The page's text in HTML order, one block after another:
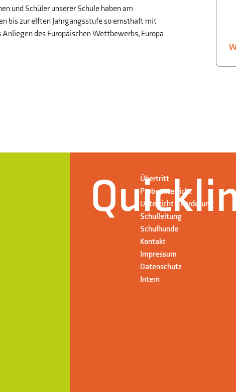
und Schüler unserer Schule haben am
bis zur elften Jahrgangsstufe so ernsthaft mit
des Europäischen Wettbewerbs, Europa
Übertritt
Probeunterricht
Unterricht + Förderung
Schulleitung
Schulhunde
Kontakt
Impressum
Datenschutz
Intern